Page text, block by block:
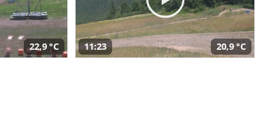
22,9 °C 11:23 20,9 °C